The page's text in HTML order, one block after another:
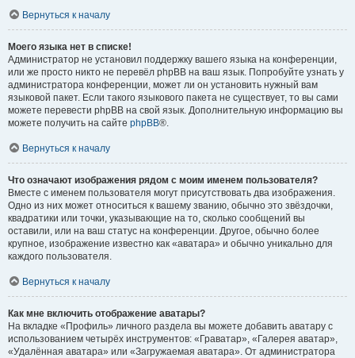
Вернуться к началу
Моего языка нет в списке!
Администратор не установил поддержку вашего языка на конференции,
или же просто никто не перевёл phpBB на ваш язык. Попробуйте узнать у
администратора конференции, может ли он установить нужный вам
языковой пакет. Если такого языкового пакета не существует, то вы сами
можете перевести phpBB на свой язык. Дополнительную информацию вы
можете получить на сайте phpBB®.
Вернуться к началу
Что означают изображения рядом с моим именем пользователя?
Вместе с именем пользователя могут присутствовать два изображения.
Одно из них может относиться к вашему званию, обычно это звёздочки,
квадратики или точки, указывающие на то, сколько сообщений вы
оставили, или на ваш статус на конференции. Другое, обычно более
крупное, изображение известно как «аватара» и обычно уникально для
каждого пользователя.
Вернуться к началу
Как мне включить отображение аватары?
На вкладке «Профиль» личного раздела вы можете добавить аватару с
использованием четырёх инструментов: «Граватар», «Галерея аватар»,
«Удалённая аватара» или «Загружаемая аватара». От администратора